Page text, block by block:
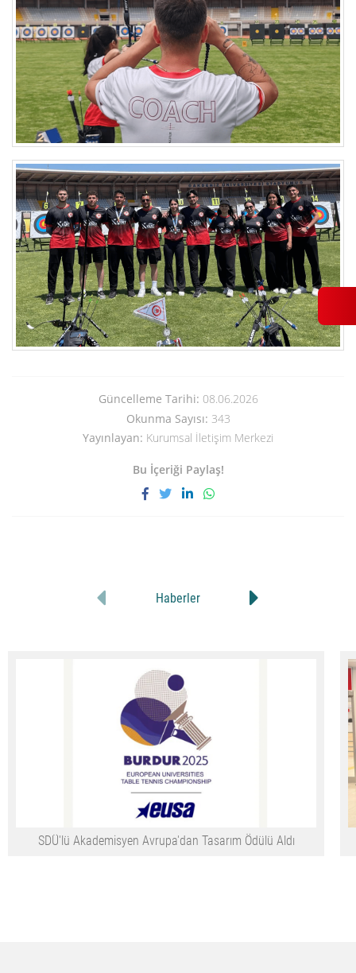
Güncelleme Tarihi: 08.06.2026
Okunma Sayısı: 343
Yayınlayan: Kurumsal İletişim Merkezi
Bu İçeriği Paylaş!
Haberler
SDÜ'lü Akademisyen Avrupa'dan Tasarım Ödülü Aldı